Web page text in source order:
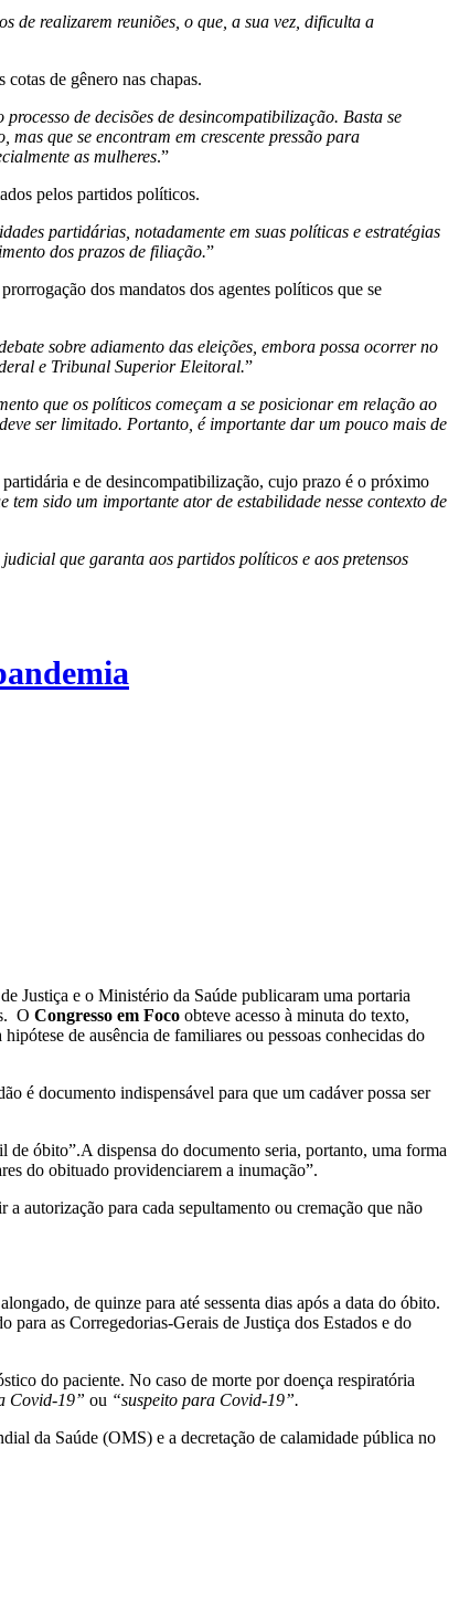
de realizarem reuniões, o que, a sua vez, dificulta a
de gênero nas chapas.
de decisões de desincompatibilização. Basta se
que se encontram em crescente pressão para
as mulheres.”
pelos partidos políticos.
partidárias, notadamente em suas políticas e estratégias
dos prazos de filiação.”
dos mandatos dos agentes políticos que se
sobre adiamento das eleições, embora possa ocorrer no
e Tribunal Superior Eleitoral.”
que os políticos começam a se posicionar em relação ao
ser limitado. Portanto, é importante dar um pouco mais de
e de desincompatibilização, cujo prazo é o próximo
sido um importante ator de estabilidade nesse contexto de
que garanta aos partidos políticos e aos pretensos
Justiça e o Ministério da Saúde publicaram uma portaria
O Congresso em Foco obteve acesso à minuta do texto,
de ausência de familiares ou pessoas conhecidas do
é documento indispensável para que um cadáver possa ser
óbito”.A dispensa do documento seria, portanto, uma forma
do obituado providenciarem a inumação”.
autorização para cada sepultamento ou cremação que não
de quinze para até sessenta dias após a data do óbito.
para as Corregedorias-Gerais de Justiça dos Estados e do
do paciente. No caso de morte por doença respiratória
Covid-19” ou “suspeito para Covid-19”.
da Saúde (OMS) e a decretação de calamidade pública no